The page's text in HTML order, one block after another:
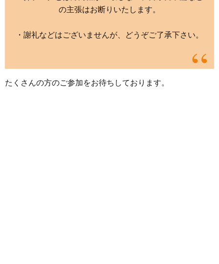
の主張はお断りいたします。
・謝礼などはございませんが、どうぞご了承下さい。
たくさんの方のご参加をお待ちしております。